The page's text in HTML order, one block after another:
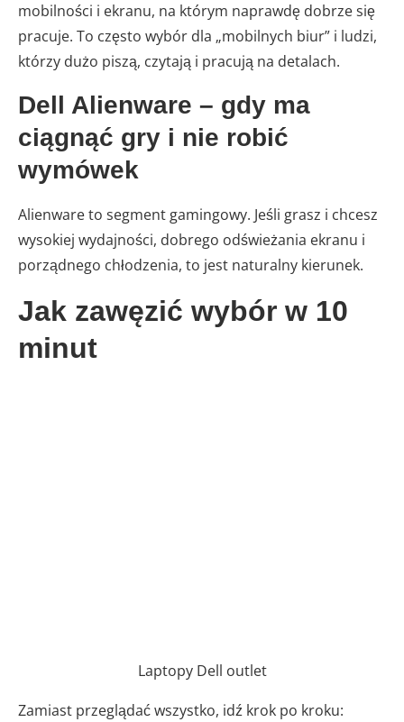
mobilności i ekranu, na którym naprawdę dobrze się
pracuje. To często wybór dla „mobilnych biur” i ludzi,
którzy dużo piszą, czytają i pracują na detalach.
Dell Alienware – gdy ma
ciągnąć gry i nie robić
wymówek
Alienware to segment gamingowy. Jeśli grasz i chcesz
wysokiej wydajności, dobrego odświeżania ekranu i
porządnego chłodzenia, to jest naturalny kierunek.
Jak zawęzić wybór w 10
minut
Laptopy Dell outlet
Zamiast przeglądać wszystko, idź krok po kroku: